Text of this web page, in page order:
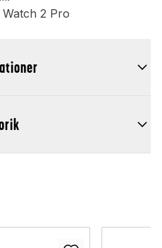
Watch 2 Pro